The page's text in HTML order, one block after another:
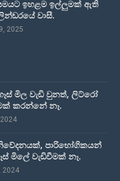
ඉහළම ඉල්ලුමක් ඇති
වාසී.
2025
මිල වැඩි වුනත්, ලිට්රෝ
කරන්නේ නෑ.
පාරිභෝගිකයන්
මිලේ වැඩිවීමක් නෑ.
2024